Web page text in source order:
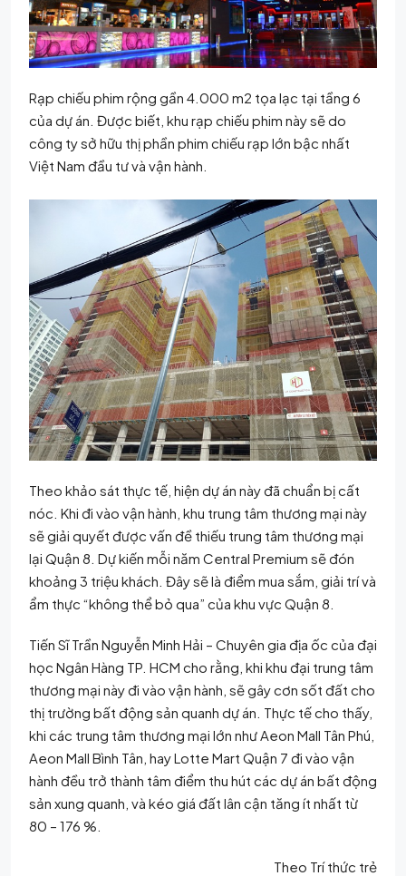
Rạp chiếu phim rộng gần 4.000 m2 tọa lạc tại tầng 6
của dự án. Được biết, khu rạp chiếu phim này sẽ do
công ty sở hữu thị phần phim chiếu rạp lớn bậc nhất
Việt Nam đầu tư và vận hành.
Theo khảo sát thực tế, hiện dự án này đã chuẩn bị cất
nóc. Khi đi vào vận hành, khu trung tâm thương mại này
sẽ giải quyết được vấn đề thiếu trung tâm thương mại
lại Quận 8. Dự kiến mỗi năm Central Premium sẽ đón
khoảng 3 triệu khách. Đây sẽ là điểm mua sắm, giải trí và
ẩm thực “không thể bỏ qua” của khu vực Quận 8.
Tiến Sĩ Trần Nguyễn Minh Hải – Chuyên gia địa ốc của đại
học Ngân Hàng TP. HCM cho rằng, khi khu đại trung tâm
thương mại này đi vào vận hành, sẽ gây cơn sốt đất cho
thị trường bất động sản quanh dự án. Thực tế cho thấy,
khi các trung tâm thương mại lớn như Aeon Mall Tân Phú,
Aeon Mall Bình Tân, hay Lotte Mart Quận 7 đi vào vận
hành đều trở thành tâm điểm thu hút các dự án bất động
sản xung quanh, và kéo giá đất lân cận tăng ít nhất từ
80 – 176 %.
Theo Trí thức trẻ